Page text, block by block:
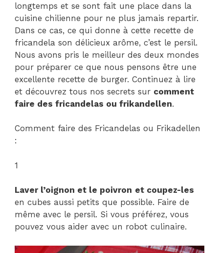
longtemps et se sont fait une place dans la
cuisine chilienne pour ne plus jamais repartir.
Dans ce cas, ce qui donne à cette recette de
fricandela son délicieux arôme, c’est le persil.
Nous avons pris le meilleur des deux mondes
pour préparer ce que nous pensons être une
excellente recette de burger. Continuez à lire
et découvrez tous nos secrets sur comment
faire des fricandelas ou frikandellen.
Comment faire des Fricandelas ou Frikadellen
:
1
Laver l’oignon et le poivron et coupez-les
en cubes aussi petits que possible. Faire de
même avec le persil. Si vous préférez, vous
pouvez vous aider avec un robot culinaire.